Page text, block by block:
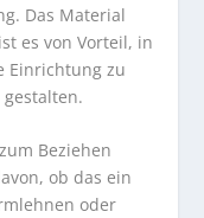
Das Material
es von Vorteil, in
Einrichtung zu
Beziehen
ob das ein
oder